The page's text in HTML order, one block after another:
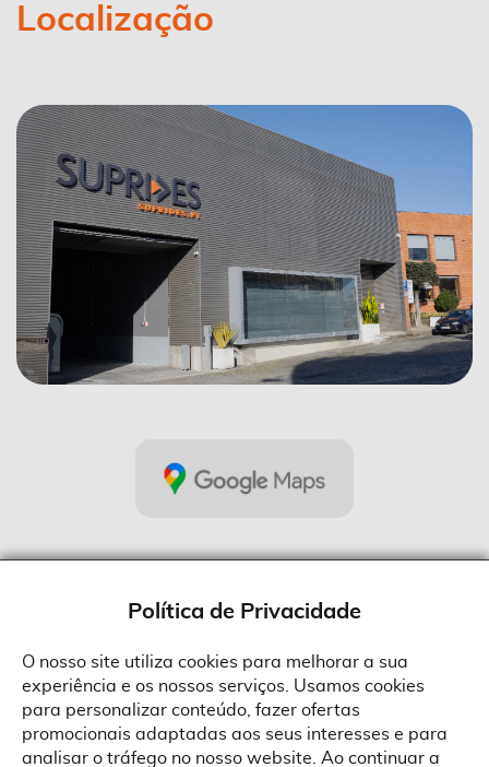
Localização
Política de Privacidade
O nosso site utiliza cookies para melhorar a sua
experiência e os nossos serviços. Usamos cookies
para personalizar conteúdo, fazer ofertas
promocionais adaptadas aos seus interesses e para
analisar o tráfego no nosso website. Ao continuar a
Sobre a Suprides
Quem Somos
Informações
Política de Cookies
Ao aceitar a política de cookies da Suprides deverá ter em consideração